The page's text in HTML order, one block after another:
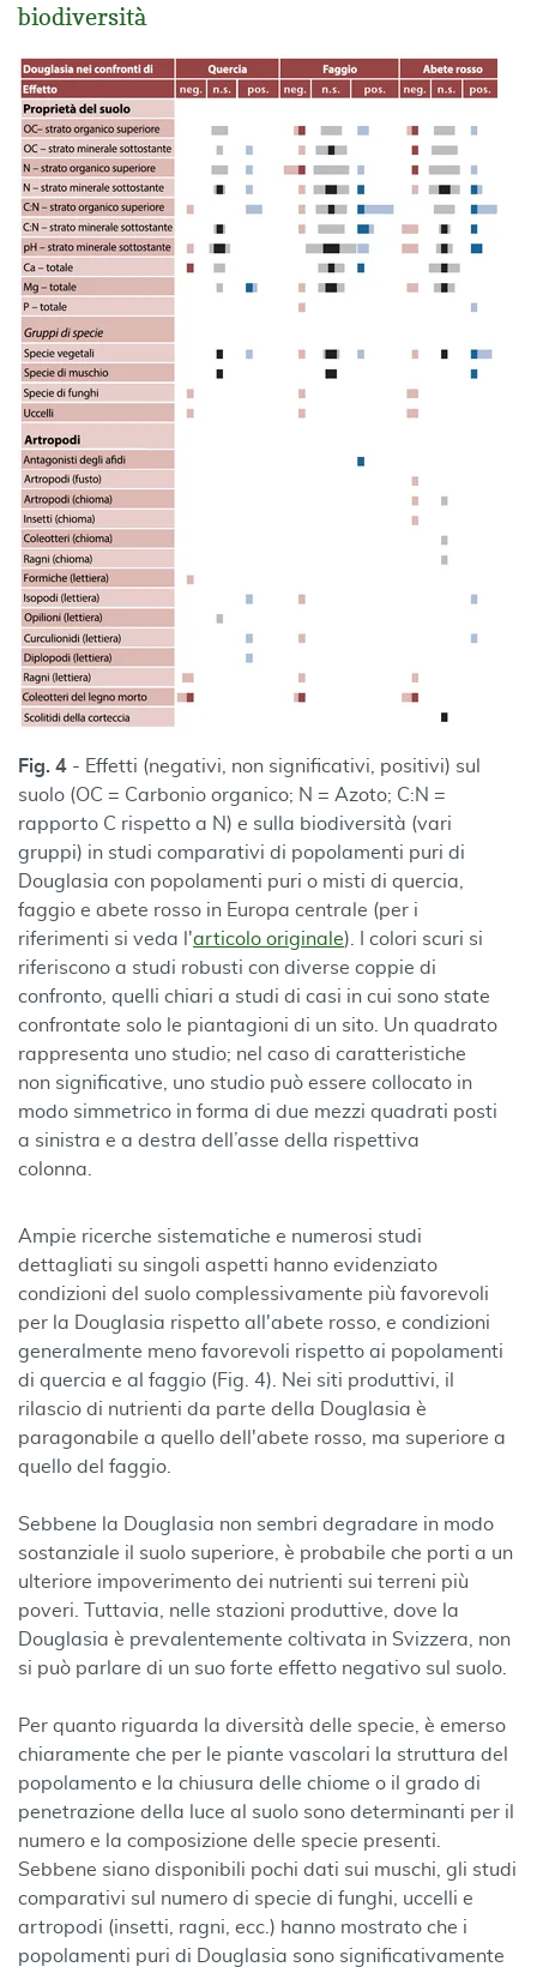
biodiversità
Fig. 4 - Effetti (negativi, non significativi, positivi) sul
suolo (OC = Carbonio organico; N = Azoto; C:N =
rapporto C rispetto a N) e sulla biodiversità (vari
gruppi) in studi comparativi di popolamenti puri di
Douglasia con popolamenti puri o misti di quercia,
faggio e abete rosso in Europa centrale (per i
riferimenti si veda l'articolo originale). I colori scuri si
riferiscono a studi robusti con diverse coppie di
confronto, quelli chiari a studi di casi in cui sono state
confrontate solo le piantagioni di un sito. Un quadrato
rappresenta uno studio; nel caso di caratteristiche
non significative, uno studio può essere collocato in
modo simmetrico in forma di due mezzi quadrati posti
a sinistra e a destra dell’asse della rispettiva
colonna.
Ampie ricerche sistematiche e numerosi studi
dettagliati su singoli aspetti hanno evidenziato
condizioni del suolo complessivamente più favorevoli
per la Douglasia rispetto all'abete rosso, e condizioni
generalmente meno favorevoli rispetto ai popolamenti
di quercia e al faggio (Fig. 4). Nei siti produttivi, il
rilascio di nutrienti da parte della Douglasia è
paragonabile a quello dell'abete rosso, ma superiore a
quello del faggio.
Sebbene la Douglasia non sembri degradare in modo
sostanziale il suolo superiore, è probabile che porti a un
ulteriore impoverimento dei nutrienti sui terreni più
poveri. Tuttavia, nelle stazioni produttive, dove la
Douglasia è prevalentemente coltivata in Svizzera, non
si può parlare di un suo forte effetto negativo sul suolo.
Per quanto riguarda la diversità delle specie, è emerso
chiaramente che per le piante vascolari la struttura del
popolamento e la chiusura delle chiome o il grado di
penetrazione della luce al suolo sono determinanti per il
numero e la composizione delle specie presenti.
Sebbene siano disponibili pochi dati sui muschi, gli studi
comparativi sul numero di specie di funghi, uccelli e
artropodi (insetti, ragni, ecc.) hanno mostrato che i
popolamenti puri di Douglasia sono significativamente